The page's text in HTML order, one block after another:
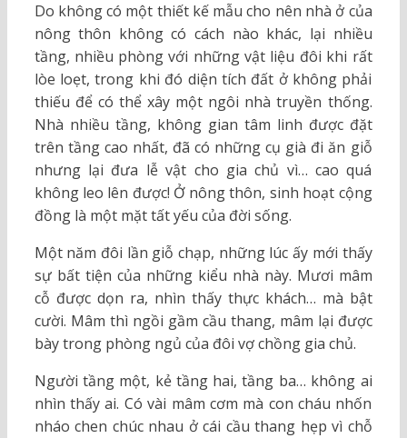
Do không có một thiết kế mẫu cho nên nhà ở của
nông thôn không có cách nào khác, lại nhiều
tầng, nhiều phòng với những vật liệu đôi khi rất
lòe loẹt, trong khi đó diện tích đất ở không phải
thiếu để có thể xây một ngôi nhà truyền thống.
Nhà nhiều tầng, không gian tâm linh được đặt
trên tầng cao nhất, đã có những cụ già đi ăn giỗ
nhưng lại đưa lễ vật cho gia chủ vì… cao quá
không leo lên được! Ở nông thôn, sinh hoạt cộng
đồng là một mặt tất yếu của đời sống.
Một năm đôi lần giỗ chạp, những lúc ấy mới thấy
sự bất tiện của những kiểu nhà này. Mươi mâm
cỗ được dọn ra, nhìn thấy thực khách… mà bật
cười. Mâm thì ngồi gầm cầu thang, mâm lại được
bày trong phòng ngủ của đôi vợ chồng gia chủ.
Người tầng một, kẻ tầng hai, tầng ba… không ai
nhìn thấy ai. Có vài mâm cơm mà con cháu nhốn
nháo chen chúc nhau ở cái cầu thang hẹp vì chỗ